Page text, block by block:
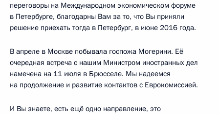
переговоры на Международном экономическом форуме
в Петербурге, благодарны Вам за то, что Вы приняли
решение приехать тогда в Петербург, в июне 2016 года.
В апреле в Москве побывала госпожа Могерини. Её
очередная встреча с нашим Министром иностранных дел
намечена на 11 июля в Брюсселе. Мы надеемся
на продолжение и развитие контактов с Еврокомиссией.
И Вы знаете, есть ещё одно направление, это